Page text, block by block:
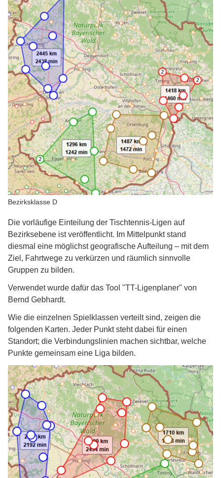
Bezirksklasse D
Die vorläufige Einteilung der Tischtennis-Ligen auf
Bezirksebene ist veröffentlicht. Im Mittelpunkt stand
diesmal eine möglichst geografische Aufteilung – mit dem
Ziel, Fahrtwege zu verkürzen und räumlich sinnvolle
Gruppen zu bilden.
Verwendet wurde dafür das Tool "TT-Ligenplaner" von
Bernd Gebhardt.
Wie die einzelnen Spielklassen verteilt sind, zeigen die
folgenden Karten. Jeder Punkt steht dabei für einen
Standort; die Verbindungslinien machen sichtbar, welche
Punkte gemeinsam eine Liga bilden.